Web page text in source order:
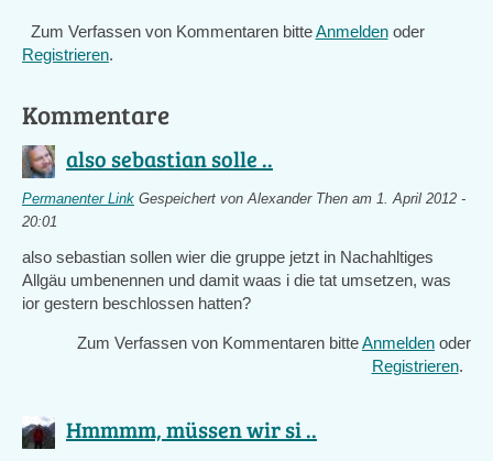
Zum Verfassen von Kommentaren bitteAnmeldenoder
Registrieren.
Kommentare
also sebastian solle ..
Permanenter Link Gespeichert vonAlexander Then am 1. April 2012 -
20:01
also sebastian sollen wier die gruppe jetzt in Nachahltiges
Allgäu umbenennen und damit waas i die tat umsetzen, was
ior gestern beschlossen hatten?
Zum Verfassen von Kommentaren bitteAnmelden oder
Registrieren.
Hmmmm, müssen wir si ..